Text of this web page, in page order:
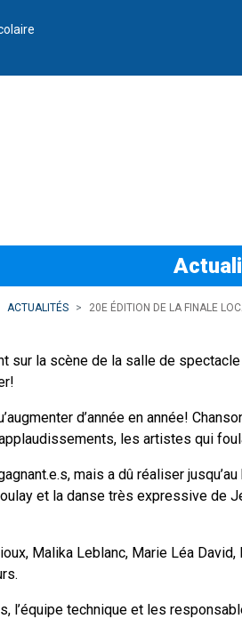
ACTUALITÉS 20E ÉDITION DE LA FINALE
sur la scène de la salle de
d’année en année!
les artistes qui
mais a dû réaliser
et la danse très expressive de
Malika Leblanc, Marie Léa
l’équipe technique et les